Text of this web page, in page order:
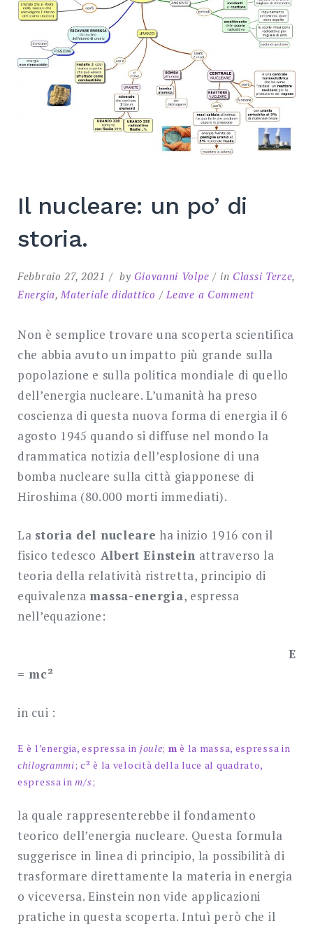
SEARCH
Il nucleare: un po’ di
storia.
Febbraio 27, 2021 by Giovanni Volpe in Classi Terze,
Energia,Materiale didattico Leave a Commenton
nucleare:
un
di
storia.
Non è semplice trovare una scoperta scientifica
che abbia avuto un impatto più grande sulla
popolazione e sulla politica mondiale di quello
dell’energia nucleare. L’umanità ha preso
coscienza di questa nuova forma di energia il 6
agosto 1945 quando si diffuse nel mondo la
drammatica notizia dell’esplosione di una
bomba nucleare sulla città giapponese di
Hiroshima (80.000 morti immediati).
La storia del nucleare ha inizio 1916 con il
fisico tedesco Albert Einstein attraverso la
teoria della relatività ristretta, principio di
equivalenza massa-energia, espressa
nell’equazione:
E
= mc²
in cui :
E è l’energia, espressa in joule; m è la massa, espressa in
chilogrammi; c² è la velocità della luce al quadrato,
espressa inm/s;
la quale rappresenterebbe il fondamento
teorico dell’energia nucleare. Questa formula
suggerisce in linea di principio, la possibilità di
trasformare direttamente la materia in energia
o viceversa. Einstein non vide applicazioni
pratiche in questa scoperta. Intuì però che il